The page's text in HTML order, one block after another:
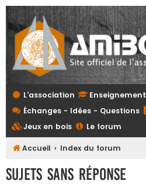
L'association
Enseignement
Échanges - Idées - Questions
Jeux en bois
Le forum
Accueil Index du forum
Sujets sans réponse